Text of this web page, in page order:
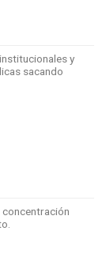
y
sacando
concentración